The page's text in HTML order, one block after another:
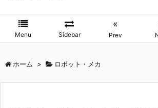
Menu Sidebar
«
Prev
ホーム > ロボット・メカ